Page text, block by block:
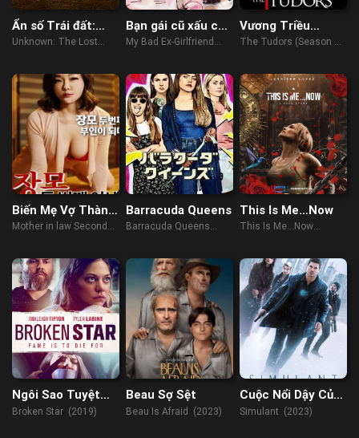
Ẩn số Trái đất:
Kim tự tháp thất
Unknown: The Lost
Bạn gái cũ xấu của
tôi
My Bad Ex-Girlfriend
Vương Triều
Tudors (Phần 1)
The Tudors (Season 1)
Biến Mẹ Vợ Thành
Vợ Hai
Mother in law Second
Barracuda Queens
Barracuda Queens
This Is Me…Now
This Is Me…Now
Ngôi Sao Tuyệt
Vọng
Broken Star (2019)
Beau Sợ Sệt
Beau Is Afraid (2023)
Cuộc Nổi Dậy Của
AI
Simulant (2023)